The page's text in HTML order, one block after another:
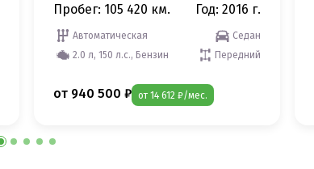
Пробег: 105 420 км. Год: 2016 г.
Автоматическая
Седан
2.0 л, 150 л.с., Бензин
Передний
от 940 500 ₽ от 14 612 ₽/мес.